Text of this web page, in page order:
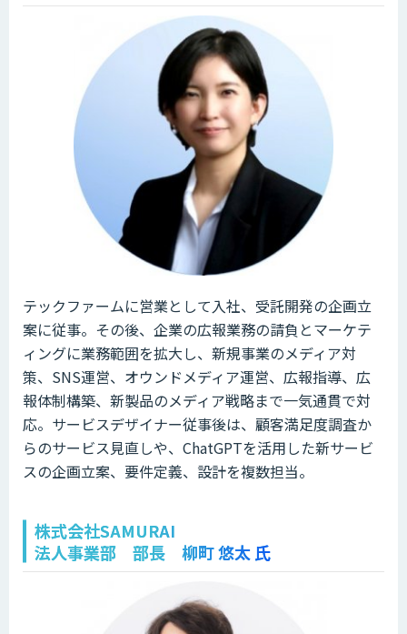
テックファームに営業として入社、受託開発の企画立
案に従事。その後、企業の広報業務の請負とマーケテ
ィングに業務範囲を拡大し、新規事業のメディア対
策、SNS運営、オウンドメディア運営、広報指導、広
報体制構築、新製品のメディア戦略まで一気通貫で対
応。サービスデザイナー従事後は、顧客満足度調査か
らのサービス見直しや、ChatGPTを活用した新サービ
スの企画立案、要件定義、設計を複数担当。
株式会社SAMURAI
法人事業部 部長 柳町 悠太 氏